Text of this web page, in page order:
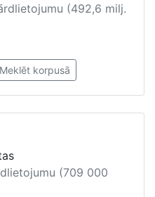
(492,6 milj.
Meklēt korpusā
(709 000